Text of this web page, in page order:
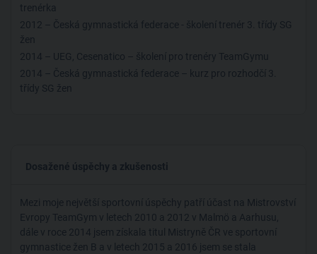
trenérka
2012 – Česká gymnastická federace - školení trenér 3. třídy SG
žen
2014 – UEG, Cesenatico – školení pro trenéry TeamGymu
2014 – Česká gymnastická federace – kurz pro rozhodčí 3.
třídy SG žen
Aktivně činná jako závodnice v gymnastice jsem byla až do
gymnastek ve školním věku. Taktéž ale trénuji dospělé z řad
veřejnosti, kteří mají zájem se něco nového naučit - třeba stojky,
přemety, salta....aby se mohli blýsknout na koupališti, když
skočí saltem do vody :-)
Dosažené úspěchy a zkušenosti
Mezi moje největší sportovní úspěchy patří účast na Mistrovství
Evropy TeamGym v letech 2010 a 2012 v Malmö a Aarhusu,
dále v roce 2014 jsem získala titul Mistryně ČR ve sportovní
gymnastice žen B a v letech 2015 a 2016 jsem se stala